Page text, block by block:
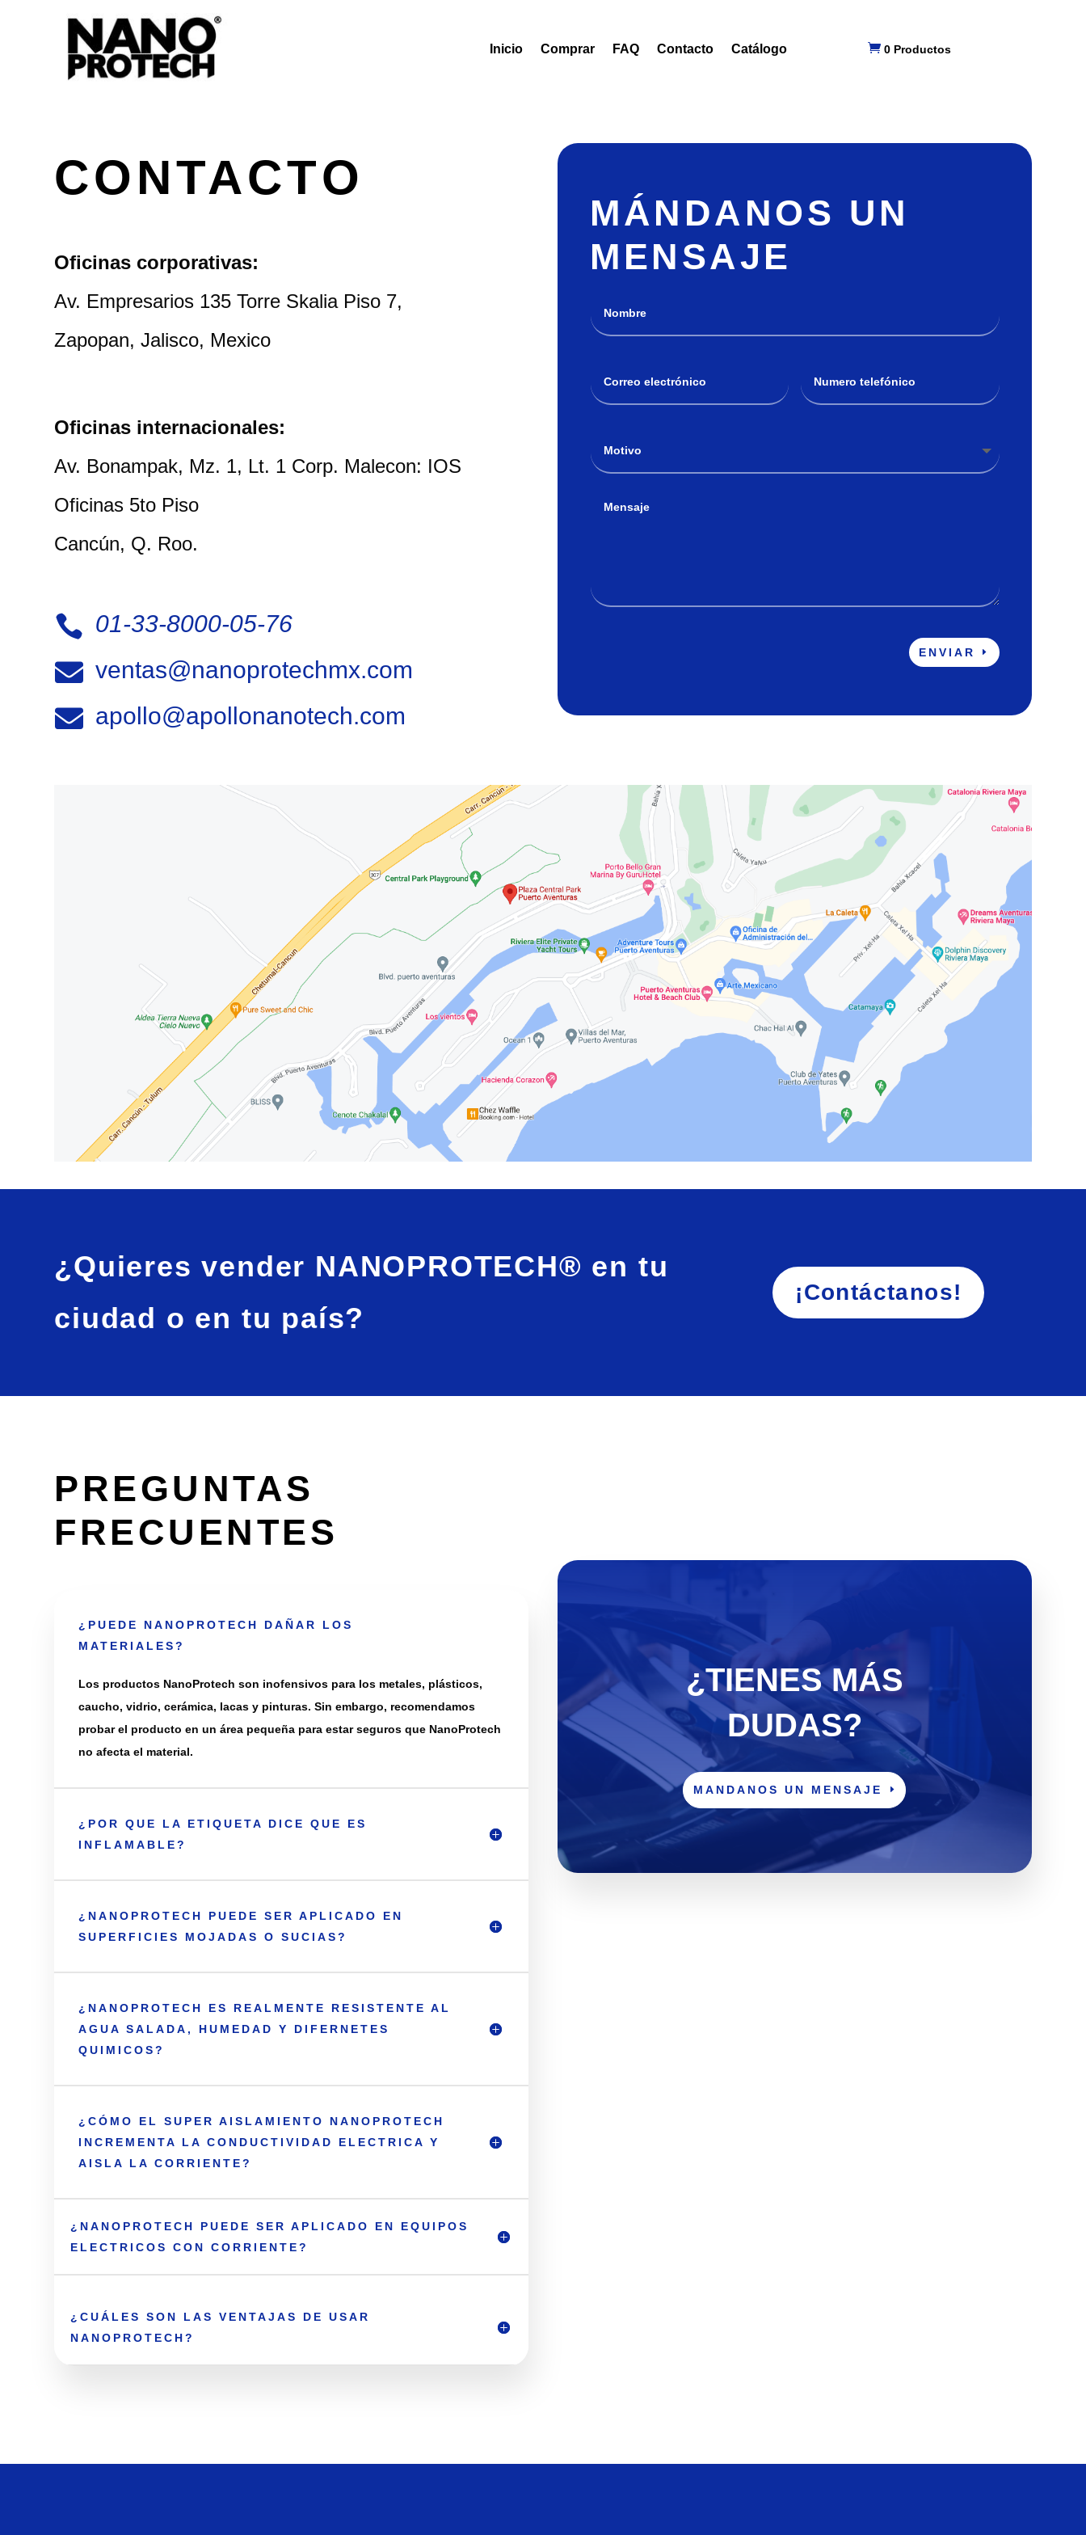
Inicio Comprar FAQ Contacto Catálogo  0 Productos
CONTACTO
Oficinas corporativas:
Av. Empresarios 135 Torre Skalia Piso 7,
Zapopan, Jalisco, Mexico
Oficinas internacionales:
Av. Bonampak, Mz. 1, Lt. 1 Corp. Malecon: IOS
Oficinas 5to Piso
Cancún, Q. Roo.
 01-33-8000-05-76
 ventas@nanoprotechmx.com
 apollo@apollonanotech.com
MÁNDANOS UN
MENSAJE
ENVIAR
¿Quieres vender NANOPROTECH® en tu
ciudad o en tu país?
¡Contáctanos!
PREGUNTAS
FRECUENTES
¿PUEDE NANOPROTECH DAÑAR LOS
MATERIALES?
Los productos NanoProtech son inofensivos para los metales, plásticos,
caucho, vidrio, cerámica, lacas y pinturas. Sin embargo, recomendamos
probar el producto en un área pequeña para estar seguros que NanoProtech
no afecta el material.
¿POR QUE LA ETIQUETA DICE QUE ES
INFLAMABLE?
¿NANOPROTECH PUEDE SER APLICADO EN
SUPERFICIES MOJADAS O SUCIAS?
¿NANOPROTECH ES REALMENTE RESISTENTE AL
AGUA SALADA, HUMEDAD Y DIFERNETES
QUIMICOS?
¿CÓMO EL SUPER AISLAMIENTO NANOPROTECH
INCREMENTA LA CONDUCTIVIDAD ELECTRICA Y
AISLA LA CORRIENTE?
¿NANOPROTECH PUEDE SER APLICADO EN EQUIPOS
ELECTRICOS CON CORRIENTE?
¿CUÁLES SON LAS VENTAJAS DE USAR
NANOPROTECH?
¿TIENES MÁS
DUDAS?
MANDANOS UN MENSAJE